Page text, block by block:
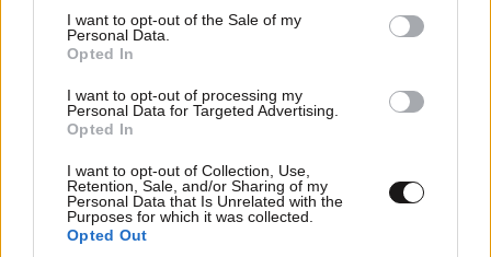
consent section.
I want to opt-out of the Sale of my
Personal Data.
Opted In
I want to opt-out of processing my
Personal Data for Targeted Advertising.
Opted In
I want to opt-out of Collection, Use,
Retention, Sale, and/or Sharing of my
Personal Data that Is Unrelated with the
Purposes for which it was collected.
Opted Out